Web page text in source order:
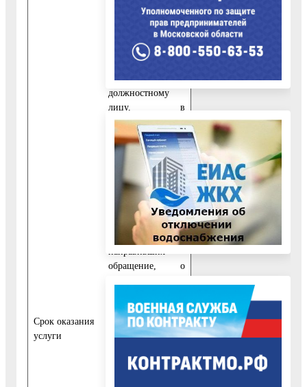
Cрок оказания
услуги
дней со дня
регистрации в
соответствующий
орган или
соответствую­
щему
должностному
лицу, в
компетенцию
которых входит
решение
поставленных в
обращении
вопросов, с
уведомлением
гражданина или
организации,
направивших
обращение, о
Если для
осуществления
необходимо